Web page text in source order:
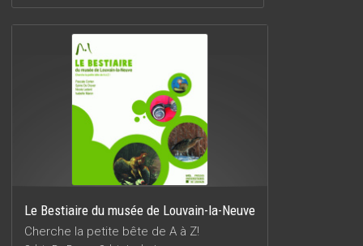
Le Bestiaire du musée de Louvain-la-Neuve
Cherche la petite bête de A à Z!